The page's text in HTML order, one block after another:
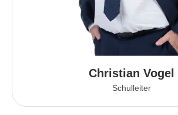
Christian Vogel
Schulleiter